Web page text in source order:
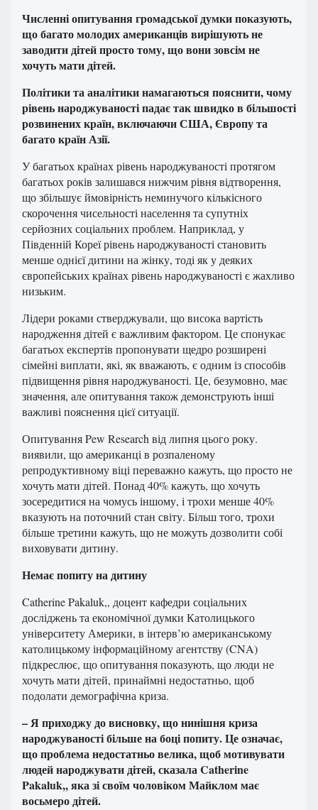
Численні опитування громадської думки показують,
що багато молодих американців вирішують не
заводити дітей просто тому, що вони зовсім не
хочуть мати дітей.
Політики та аналітики намагаються пояснити, чому
рівень народжуваності падає так швидко в більшості
розвинених країн, включаючи США, Європу та
багато країн Азії.
У багатьох країнах рівень народжуваності протягом
багатьох років залишався нижчим рівня відтворення,
що збільшує ймовірність неминучого кількісного
скорочення чисельності населення та супутніх
серйозних соціальних проблем. Наприклад, у
Південній Кореї рівень народжуваності становить
менше однієї дитини на жінку, тоді як у деяких
європейських країнах рівень народжуваності є жахливо
низьким.
Лідери роками стверджували, що висока вартість
народження дітей є важливим фактором. Це спонукає
багатьох експертів пропонувати щедро розширені
сімейні виплати, які, як вважають, є одним із способів
підвищення рівня народжуваності. Це, безумовно, має
значення, але опитування також демонструють інші
важливі пояснення цієї ситуації.
Опитування Pew Research від липня цього року.
виявили, що американці в розпаленому
репродуктивному віці переважно кажуть, що просто не
хочуть мати дітей. Понад 40% кажуть, що хочуть
зосередитися на чомусь іншому, і трохи менше 40%
вказують на поточний стан світу. Більш того, трохи
більше третини кажуть, що не можуть дозволити собі
виховувати дитину.
Немає попиту на дитину
Catherine Pakaluk,, доцент кафедри соціальних
досліджень та економічної думки Католицького
університету Америки, в інтерв’ю американському
католицькому інформаційному агентству (CNA)
підкреслює, що опитування показують, що люди не
хочуть мати дітей, принаймні недостатньо, щоб
подолати демографічна криза.
– Я приходжу до висновку, що нинішня криза
народжуваності більше на боці попиту. Це означає,
що проблема недостатньо велика, щоб мотивувати
людей народжувати дітей, сказала Catherine
Pakaluk,, яка зі своїм чоловіком Майклом має
восьмеро дітей.